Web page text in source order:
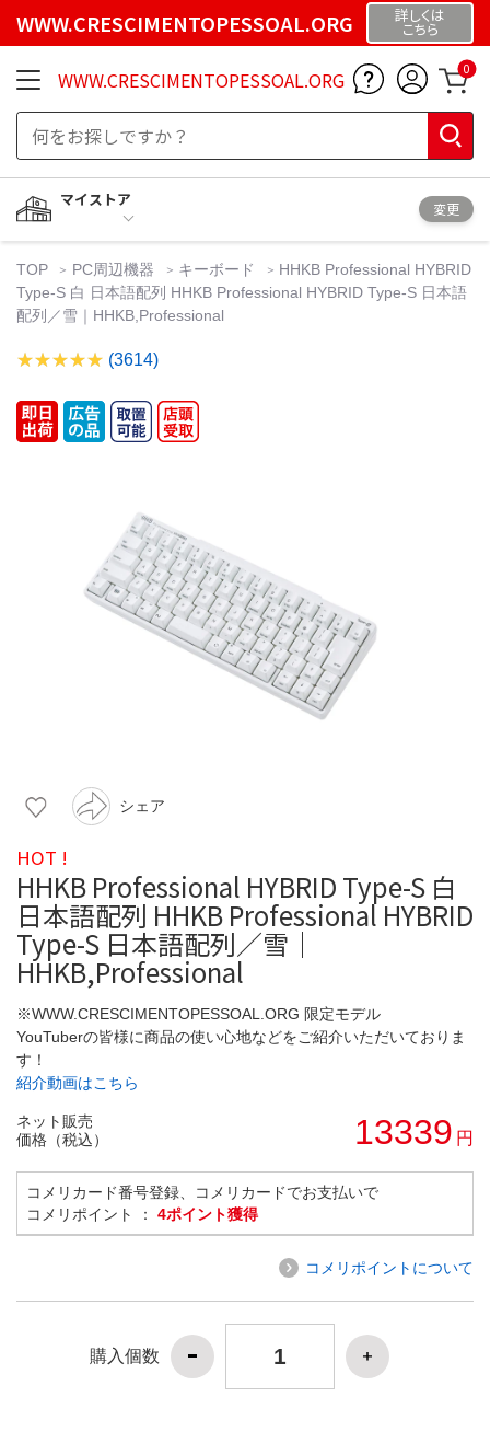
WWW.CRESCIMENTOPESSOAL.ORG 詳しくは
こちら
WWW.CRESCIMENTOPESSOAL.ORG 0
マイストア
変更
TOP PC周辺機器 キーボード
HHKB Professional HYBRID
Type-S 白 日本語配列 HHKB Professional HYBRID Type-S 日本語
配列／雪｜HHKB,Professional
(3614)
シェア
HOT !
HHKB Professional HYBRID Type-S 白
日本語配列 HHKB Professional HYBRID
Type-S 日本語配列／雪｜
HHKB,Professional
※WWW.CRESCIMENTOPESSOAL.ORG 限定モデル
YouTuberの皆様に商品の使い心地などをご紹介いただいておりま
す！
紹介動画はこちら
ネット販売
価格（税込）
13339 円
コメリカード番号登録、コメリカードでお支払いで
コメリポイント ： 4ポイント獲得
コメリポイントについて
購入個数